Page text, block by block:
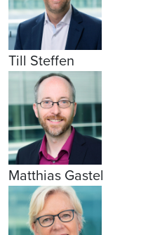
Till Steffen
Matthias Gastel